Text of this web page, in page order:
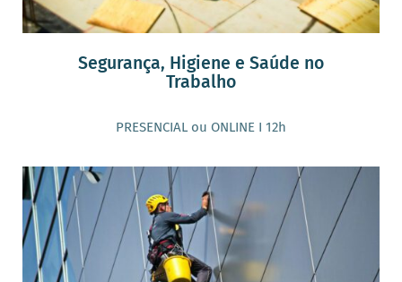
Segurança, Higiene e Saúde no
Trabalho
PRESENCIAL ou ONLINE I 12h